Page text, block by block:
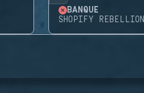
BANQUE
SHOPIFY REBELLION